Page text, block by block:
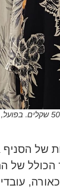
של הסניף
של
לכאורה,